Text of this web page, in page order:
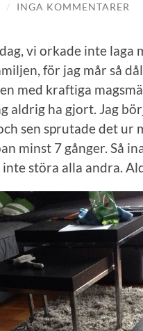
/ INGA KOMMENTARER
vi orkade inte laga
för jag mår så
med kraftiga
aldrig ha gjort. Jag
sen sprutade det ur
minst 7 gånger. Så
störa alla andra.